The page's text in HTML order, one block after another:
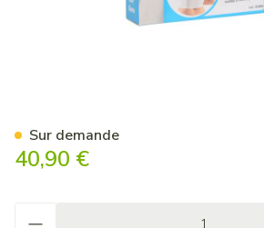
40,90 €
Sur demande